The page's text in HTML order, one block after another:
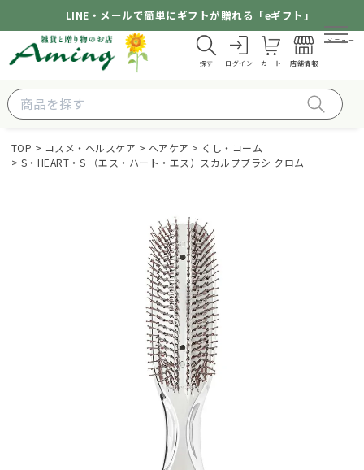
LINE・メールで簡単にギフトが贈れる「eギフト」
探す ログイン カート 店舗情報
メニュー
TOP コスメ・ヘルスケア ヘアケア
くし・コーム
S・HEART・S （エス・ハート・エス）スカルプブラシ クロム